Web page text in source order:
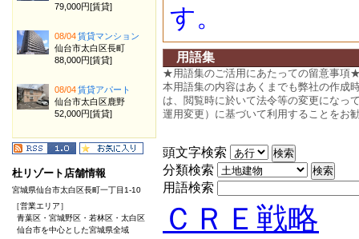
す。
用語集
★用語集のご活用にあたっての留意事項
本用語集の内容はあくまでも弊社の作成
は、閲覧時に於いて法令等の変更になっ
運用変更）に基づいて利用することをお
頭文字検索
分類検索
用語検索
ＣＲＥ戦略
79,000円[賃貸]
08/04賃貸マンション
仙台市太白区長町
88,000円[賃貸]
08/04賃貸アパート
仙台市太白区鹿野
52,000円[賃貸]
杜リゾート店舗情報
宮城県仙台市太白区長町一丁目1-10
［営業エリア］
青葉区・宮城野区・若林区・太白区
仙台市を中心とした宮城県全域